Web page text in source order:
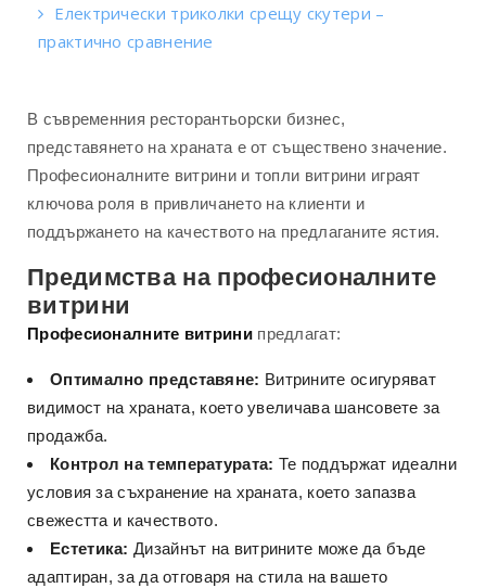
Електрически триколки срещу скутери –
практично сравнение
В съвременния ресторантьорски бизнес,
представянето на храната е от съществено значение.
Професионалните витрини и топли витрини играят
ключова роля в привличането на клиенти и
поддържането на качеството на предлаганите ястия.
Предимства на професионалните
витрини
Професионалните витринипредлагат:
Оптимално представяне: Витрините осигуряват
видимост на храната, което увеличава шансовете за
продажба.
Контрол на температурата: Те поддържат идеални
условия за съхранение на храната, което запазва
свежестта и качеството.
Естетика: Дизайнът на витрините може да бъде
адаптиран, за да отговаря на стила на вашето